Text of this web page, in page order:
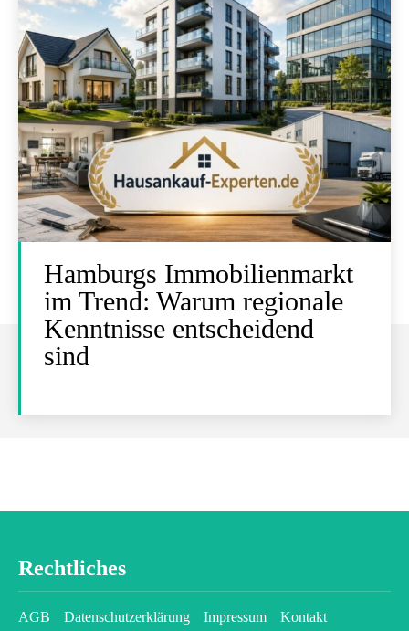
Hamburgs Immobilienmarkt
im Trend: Warum regionale
Kenntnisse entscheidend
sind
Rechtliches
AGB Datenschutzerklärung Impressum Kontakt